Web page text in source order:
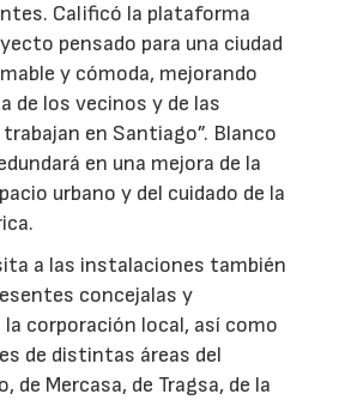
Calificó la plataforma
pensado para una ciudad
y cómoda, mejorando
de los vecinos y de las
en Santiago”. Blanco
en una mejora de la
urbano y del cuidado de la
a las instalaciones también
concejalas y
la corporación local, así como
de distintas áreas del
de Mercasa, de Tragsa, de la